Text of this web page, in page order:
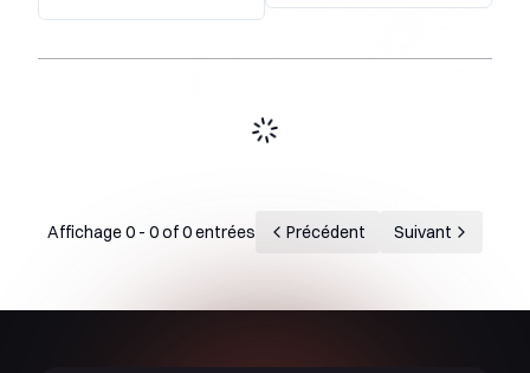
Affichage0 - 0of0entrées Précédent Suivant